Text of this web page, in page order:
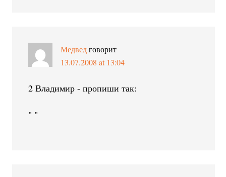
Медвед говорит
13.07.2008 at 13:04
2 Владимир - пропиши так:
" "